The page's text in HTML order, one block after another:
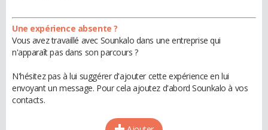
Une expérience absente ?
Vous avez travaillé avec Sounkalo dans une entreprise qui
n'apparaît pas dans son parcours ?
N'hésitez pas à lui suggérer d'ajouter cette expérience en lui
envoyant un message. Pour cela ajoutez d'abord Sounkalo à vos
contacts.